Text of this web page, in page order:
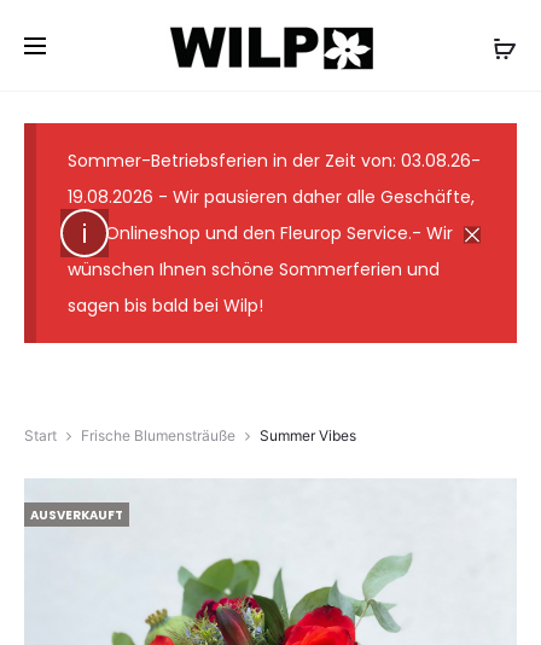
✓ Lieferung wie abgebildet ✓ Floristmeister seit 1931
✓ Günstige Versandkosten ✓ 7-Tage-
Sommer-Betriebsferien in der Zeit von: 03.08.26-
19.08.2026 - Wir pausieren daher alle Geschäfte,
den Onlineshop und den Fleurop Service.- Wir
wünschen Ihnen schöne Sommerferien und
sagen bis bald bei Wilp!
Start Frische Blumensträuße Summer Vibes
AUSVERKAUFT